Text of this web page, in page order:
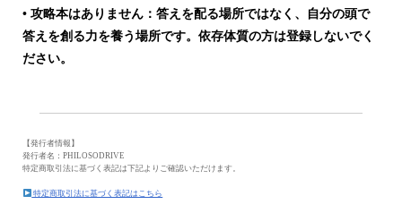
• 攻略本はありません：答えを配る場所ではなく、自分の頭で
答えを創る力を養う場所です。依存体質の方は登録しないでく
ださい。
【発行者情報】
発行者名：PHILOSODRIVE
特定商取引法に基づく表記は下記よりご確認いただけます。
特定商取引法に基づく表記はこちら